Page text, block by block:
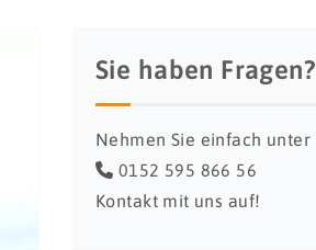
Sie haben Fragen?
Nehmen Sie einfach unter
0152 595 866 56
Kontakt mit uns auf!